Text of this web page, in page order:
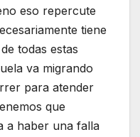
eso repercute
tiene
todas estas
va migrando
para atender
que
a haber una falla